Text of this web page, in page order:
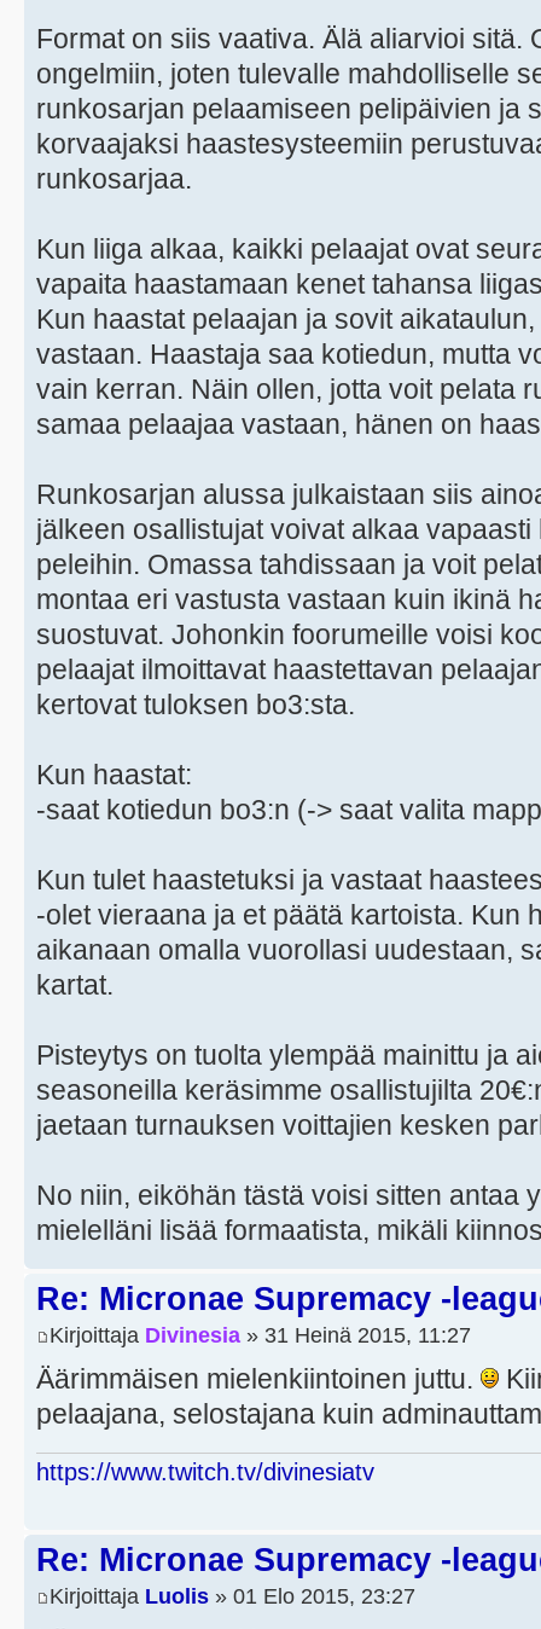
Format on siis vaativa. Älä aliarvioi sitä.
ongelmiin, joten tulevalle mahdolliselle
runkosarjan pelaamiseen pelipäivien ja
korvaajaksi haastesysteemiin
runkosarjaa.
Kun liiga alkaa, kaikki pelaajat ovat
vapaita haastamaan kenet tahansa
Kun haastat pelaajan ja sovit
vastaan. Haastaja saa kotiedun, mutta
vain kerran. Näin ollen, jotta voit pelata
samaa pelaajaa vastaan, hänen on
Runkosarjan alussa julkaistaan siis
jälkeen osallistujat voivat alkaa
peleihin. Omassa tahdissaan ja voit
montaa eri vastusta vastaan kuin ikinä
suostuvat. Johonkin foorumeille voisi
pelaajat ilmoittavat haastettavan
kertovat tuloksen bo3:sta.
Kun haastat:
-saat kotiedun bo3:n (-> saat valita
Kun tulet haastetuksi ja vastaat
-olet vieraana ja et päätä kartoista. Kun
aikanaan omalla vuorollasi uudestaan,
kartat.
Pisteytys on tuolta ylempää mainittu ja
seasoneilla keräsimme osallistujilta
jaetaan turnauksen voittajien kesken
No niin, eiköhän tästä voisi sitten antaa
mielelläni lisää formaatista, mikäli
Re: Micronae Supremacy -
Kirjoittaja Divinesia » 31 Heinä 2015, 11:27
Äärimmäisen mielenkiintoinen juttu.
pelaajana, selostajana kuin
https://www.twitch.tv/divinesiatv
Re: Micronae Supremacy -
Kirjoittaja Luolis » 01 Elo 2015, 23:27